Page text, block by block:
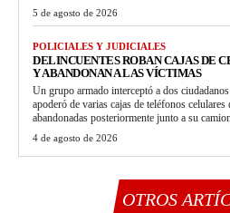
5 de agosto de 2026
POLICIALES Y JUDICIALES
DELINCUENTES ROBAN CAJAS DE
Y ABANDONAN A LAS VÍCTIMAS
Un grupo armado interceptó a dos
apoderó de varias cajas de teléfonos
abandonadas posteriormente junto a su
4 de agosto de 2026
OTROS